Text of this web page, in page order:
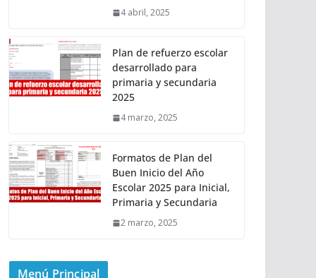
4 abril, 2025
Plan de refuerzo escolar
desarrollado para
primaria y secundaria
2025
4 marzo, 2025
Formatos de Plan del
Buen Inicio del Año
Escolar 2025 para Inicial,
Primaria y Secundaria
2 marzo, 2025
Menú Principal